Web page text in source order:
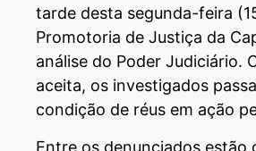
tarde desta segunda-feira
Promotoria de Justiça da
análise do Poder Judiciário.
aceita, os investigados
condição de réus em ação
Entre os denunciados estão